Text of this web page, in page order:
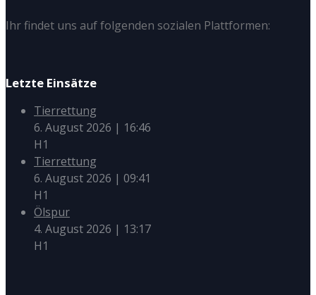
Ihr findet uns auf folgenden sozialen Plattformen:
Letzte Einsätze
Tierrettung
6. August 2026 | 16:46
H1
Tierrettung
6. August 2026 | 09:41
H1
Ölspur
4. August 2026 | 13:17
H1